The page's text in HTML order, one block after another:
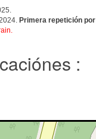
Primera repetición por
: